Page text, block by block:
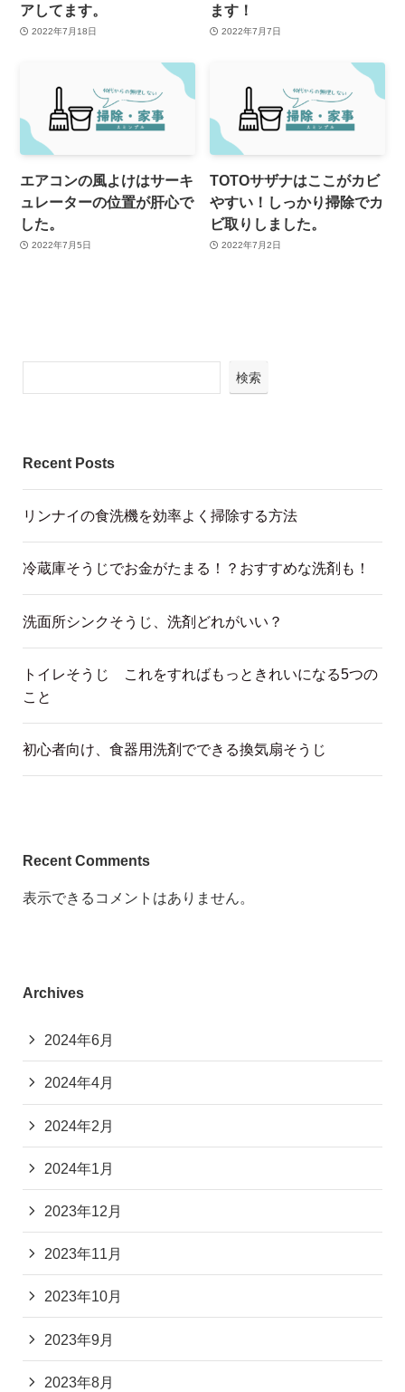
アしてます。
2022年7月18日
ます！
2022年7月7日
エアコンの風よけはサーキ
ュレーターの位置が肝心で
した。
2022年7月5日
TOTOサザナはここがカビ
やすい！しっかり掃除でカ
ビ取りしました。
2022年7月2日
検索
Recent Posts
リンナイの食洗機を効率よく掃除する方法
冷蔵庫そうじでお金がたまる！？おすすめな洗剤も！
洗面所シンクそうじ、洗剤どれがいい？
トイレそうじ これをすればもっときれいになる5つの
こと
初心者向け、食器用洗剤でできる換気扇そうじ
Recent Comments
表示できるコメントはありません。
Archives
2024年6月
2024年4月
2024年2月
2024年1月
2023年12月
2023年11月
2023年10月
2023年9月
2023年8月